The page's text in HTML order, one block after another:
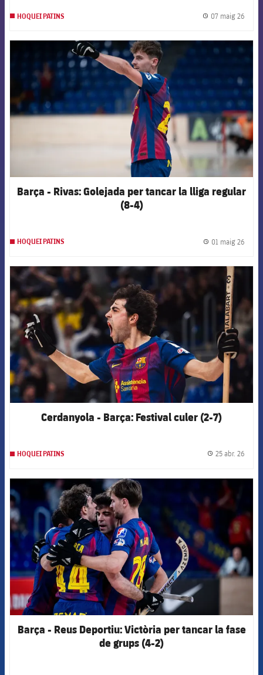
HOQUEI PATINS 07 maig 26
FCB Barcelona badge
Barça - Rivas: Golejada per tancar la lliga regular
(8-4)
HOQUEI PATINS 01 maig 26
FCB Barcelona badge
Cerdanyola - Barça: Festival culer (2-7)
HOQUEI PATINS 25 abr. 26
FCB Barcelona badge
Barça - Reus Deportiu: Victòria per tancar la fase
de grups (4-2)